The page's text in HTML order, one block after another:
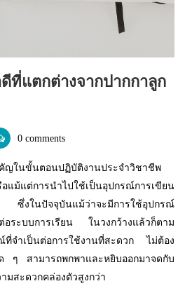
ที่แตกต่างจากปากกาลูก
0 comments
ญในขั้นตอนปฏิบัติงานประจำวิชาชีพ
แม้แต่การนำไปใช้เป็นอุปกรณ์การเขียน
ในปัจจุบันแม้ว่าจะมีการใช้อุปกรณ์
ต่อระบบการเรียน ในวงกว้างแล้วก็ตาม
ที่จำเป็นต่อการใช้งานที่สะดวก ไม่ต้อง
ๆ สามารถพกพาและหยิบออกมาจดกับ
มสะดวกคล่องตัวสูงกว่า